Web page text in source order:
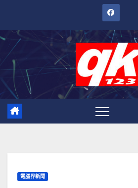
內
電腦界新聞